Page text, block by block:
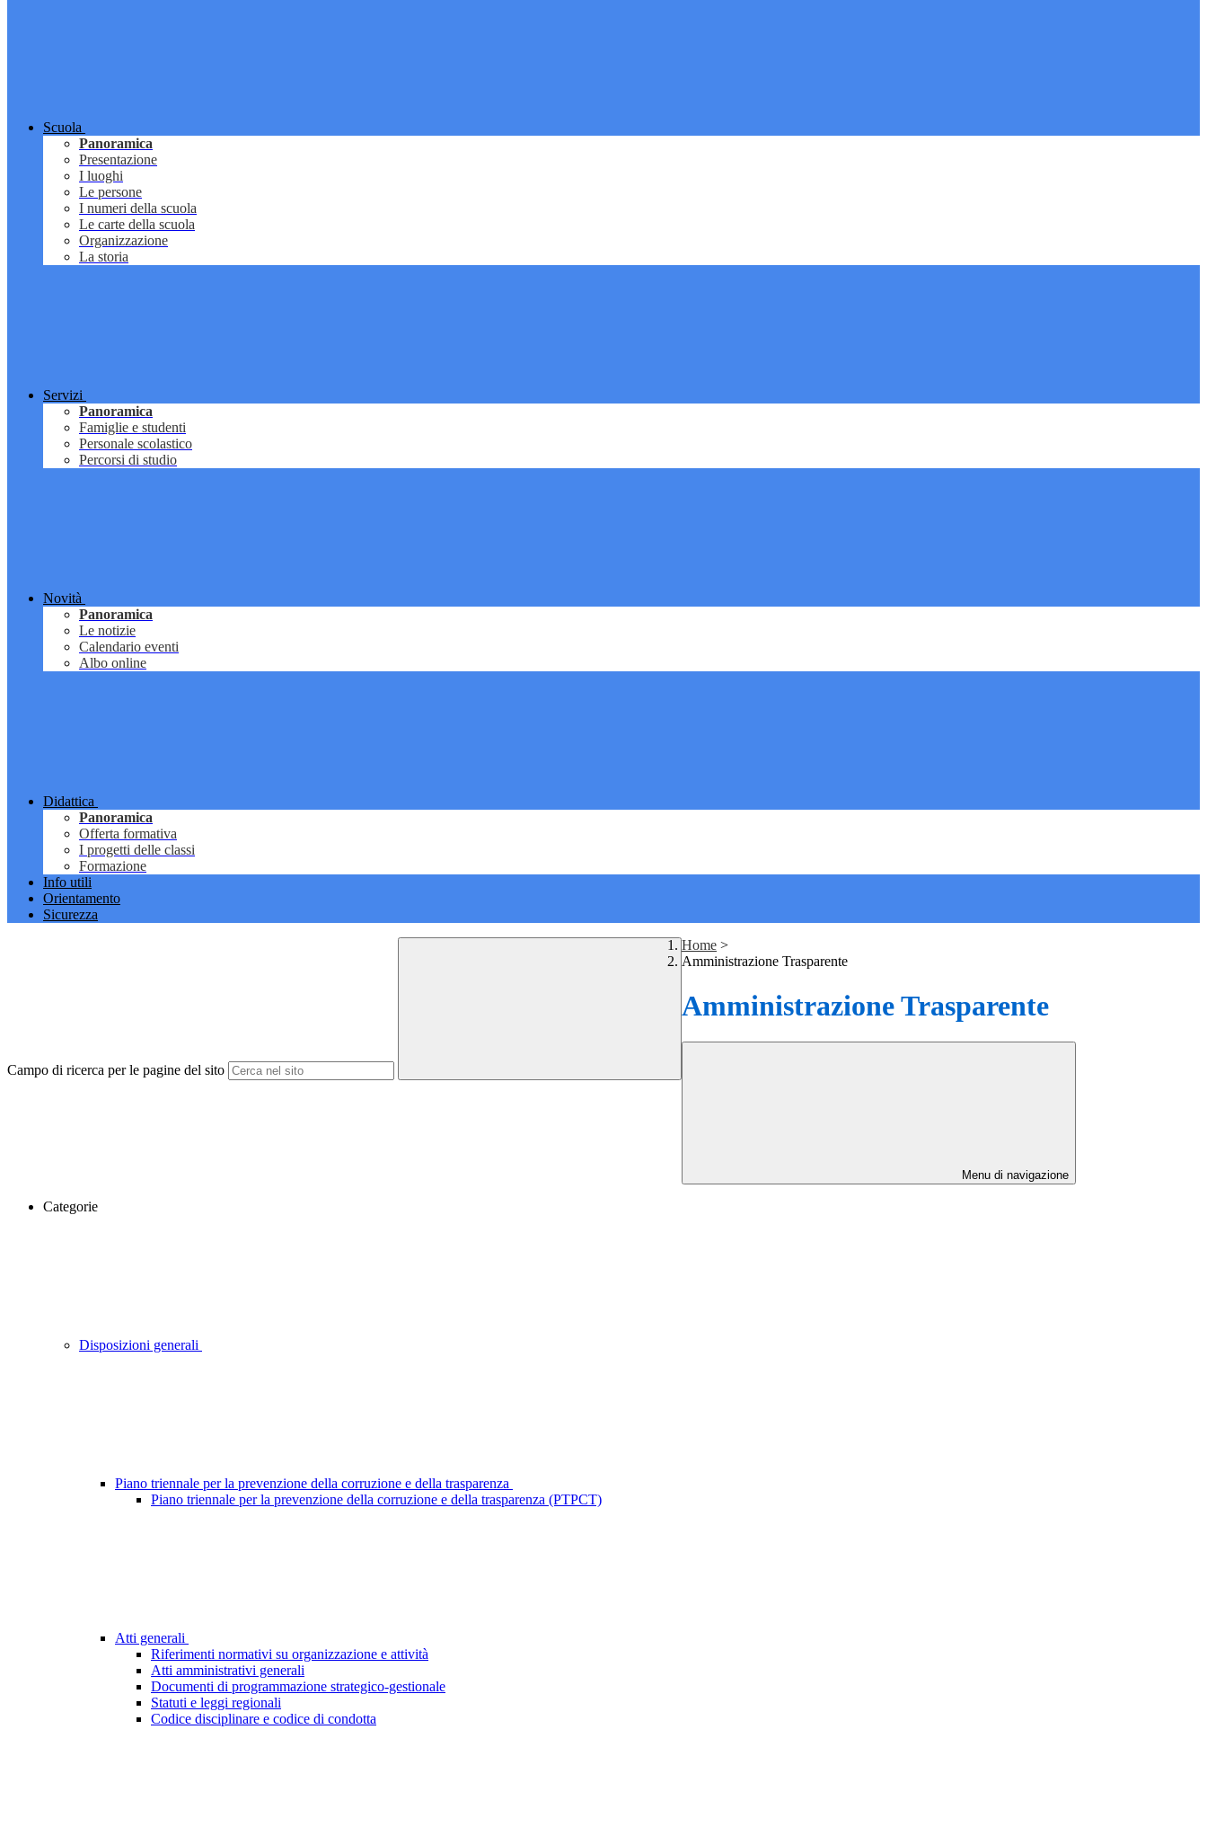
Scuola
Panoramica
Presentazione
I luoghi
Le persone
I numeri della scuola
Le carte della scuola
Organizzazione
La storia
Servizi
Panoramica
Famiglie e studenti
Personale scolastico
Percorsi di studio
Novità
Panoramica
Le notizie
Calendario eventi
Albo online
Didattica
Panoramica
Offerta formativa
I progetti delle classi
Formazione
Info utili
Orientamento
Sicurezza
Campo di ricerca per le pagine del sito
Home >
Amministrazione Trasparente
Amministrazione Trasparente
Menu di navigazione
Categorie
Disposizioni generali
Piano triennale per la prevenzione della corruzione e della trasparenza
Piano triennale per la prevenzione della corruzione e della trasparenza (PTPCT)
Atti generali
Riferimenti normativi su organizzazione e attività
Atti amministrativi generali
Documenti di programmazione strategico-gestionale
Statuti e leggi regionali
Codice disciplinare e codice di condotta